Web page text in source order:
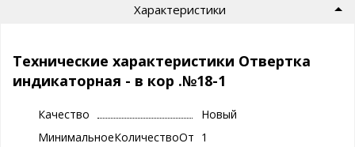
Характеристики
Технические характеристики Отвертка
индикаторная - в кор .№18-1
Качество
Новый
МинимальноеКоличествоОтгрузки
1